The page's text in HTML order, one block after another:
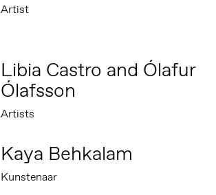
Artist
Libia Castro and Ólafur
Ólafsson
Artists
Kaya Behkalam
Kunstenaar